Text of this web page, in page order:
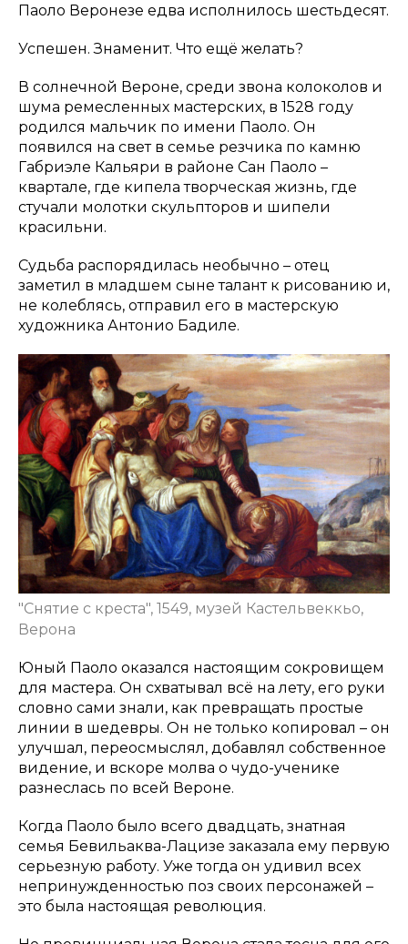
Паоло Веронезе едва исполнилось шестьдесят.
Успешен. Знаменит. Что ещё желать?
В солнечной Вероне, среди звона колоколов и
шума ремесленных мастерских, в 1528 году
родился мальчик по имени Паоло. Он
появился на свет в семье резчика по камню
Габриэле Кальяри в районе Сан Паоло –
квартале, где кипела творческая жизнь, где
стучали молотки скульпторов и шипели
красильни.
Судьба распорядилась необычно – отец
заметил в младшем сыне талант к рисованию и,
не колеблясь, отправил его в мастерскую
художника Антонио Бадиле.
"Снятие с креста", 1549, музей Кастельвеккьо,
Верона
Юный Паоло оказался настоящим сокровищем
для мастера. Он схватывал всё на лету, его руки
словно сами знали, как превращать простые
линии в шедевры. Он не только копировал – он
улучшал, переосмыслял, добавлял собственное
видение, и вскоре молва о чудо-ученике
разнеслась по всей Вероне.
Когда Паоло было всего двадцать, знатная
семья Бевильаква-Лацизе заказала ему первую
серьезную работу. Уже тогда он удивил всех
непринужденностью поз своих персонажей –
это была настоящая революция.